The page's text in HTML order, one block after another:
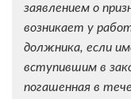
заявлением о
возникает у
должника, если
вступившим в
погашенная в